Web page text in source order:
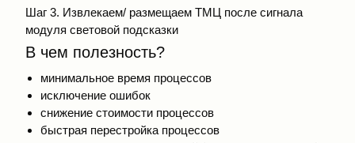
Шаг 3. Извлекаем/ размещаем ТМЦ после сигнала
модуля световой подсказки
В чем полезность?
минимальное время процессов
исключение ошибок
снижение стоимости процессов
быстрая перестройка процессов